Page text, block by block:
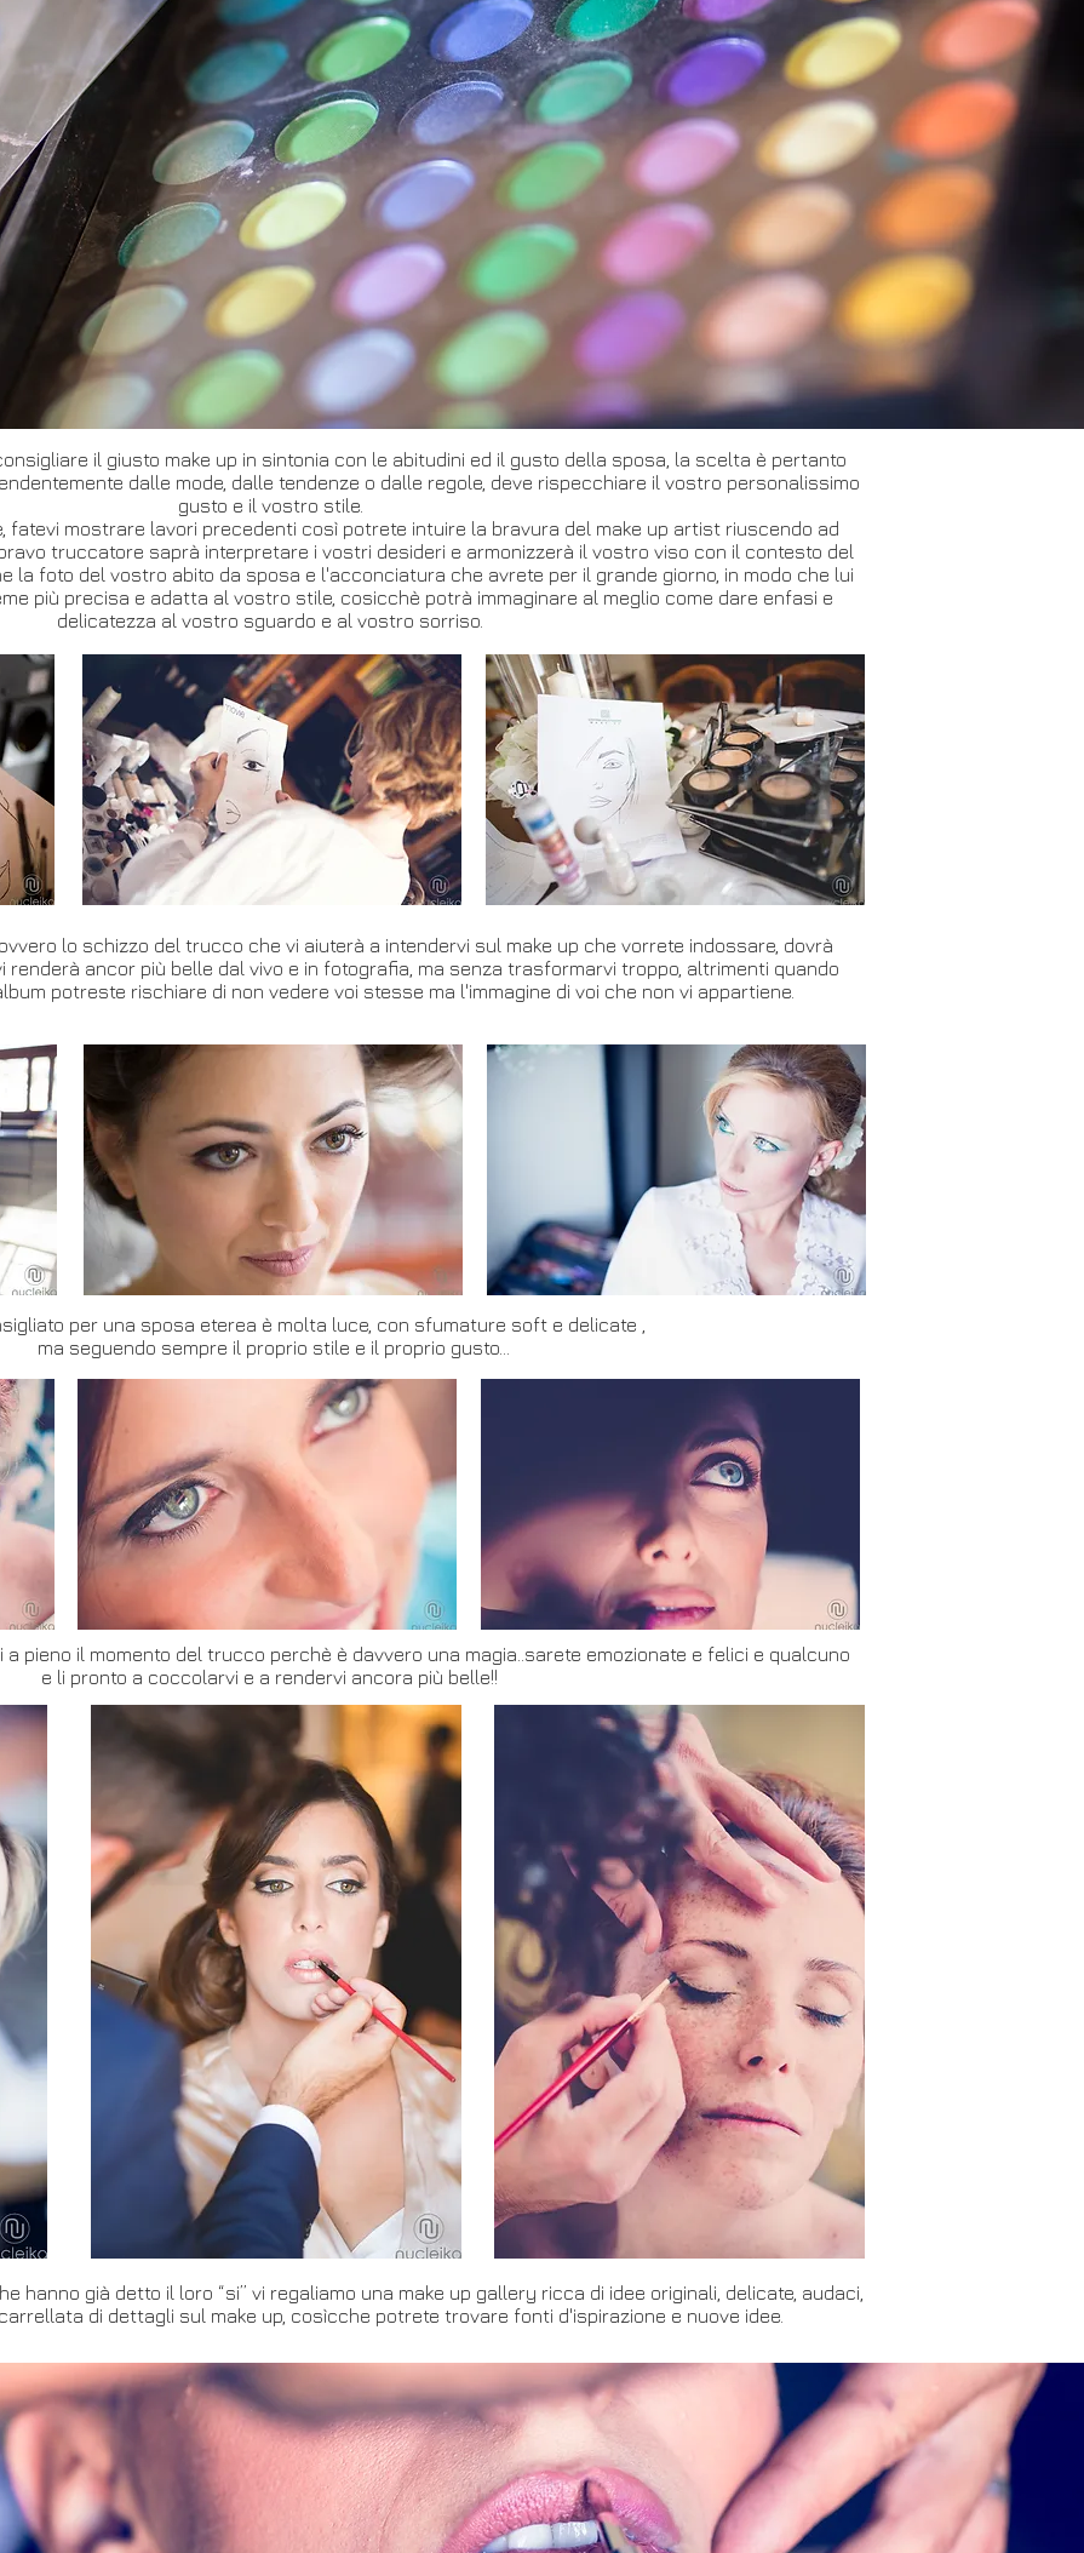
il giusto make up in sintonia con le abitudini ed il gusto della sposa, la scelta è pertanto
dalle mode, dalle tendenze o dalle regole, deve rispecchiare il vostro personalissimo
gusto e il vostro stile.
fatevi mostrare lavori precedenti così potrete intuire la bravura del make up artist riuscendo ad
truccatore saprà interpretare i vostri desideri e armonizzerà il vostro viso con il contesto del
la foto del vostro abito da sposa e l'acconciatura che avrete per il grande giorno, in modo che lui
più precisa e adatta al vostro stile, cosicchè potrà immaginare al meglio come dare enfasi e
delicatezza al vostro sguardo e al vostro sorriso.
lo schizzo del trucco che vi aiuterà a intendervi sul make up che vorrete indossare, dovrà
ancor più belle dal vivo e in fotografia, ma senza trasformarvi troppo, altrimenti quando
potreste rischiare di non vedere voi stesse ma l'immagine di voi che non vi appartiene.
per una sposa eterea è molta luce, con sfumature soft e delicate ,
ma seguendo sempre il proprio stile e il proprio gusto...
pieno il momento del trucco perchè è davvero una magia..sarete emozionate e felici e qualcuno
e li pronto a coccolarvi e a rendervi ancora più belle!!
hanno già detto il loro “si” vi regaliamo una make up gallery ricca di idee originali, delicate, audaci,
di dettagli sul make up, cosìcche potrete trovare fonti d'ispirazione e nuove idee.